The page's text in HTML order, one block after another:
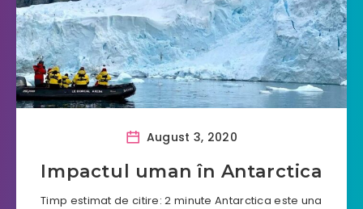
August 3, 2020
Impactul uman în Antarctica
Timp estimat de citire: 2 minute Antarctica este una